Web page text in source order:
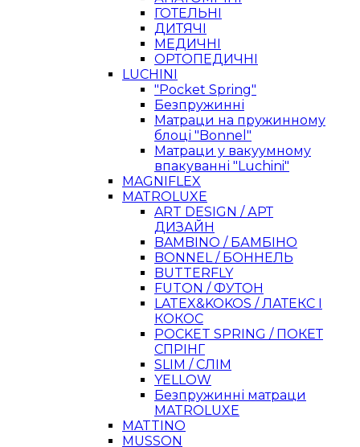
ГОТЕЛЬНІ
ДИТЯЧІ
МЕДИЧНІ
ОРТОПЕДИЧНІ
LUCHINI
"Pocket Spring"
Безпружинні
Матраци на пружинному
блоці "Bonnel"
Матраци у вакуумному
впакуванні "Luchini"
MAGNIFLEX
MATROLUXE
ART DESIGN / АРТ
ДИЗАЙН
BAMBINO / БАМБІНО
BONNEL / БОННЕЛЬ
BUTTERFLY
FUTON / ФУТОН
LATEX&KOKOS / ЛАТЕКС І
КОКОС
POCKET SPRING / ПОКЕТ
СПРІНГ
SLIM / СЛІМ
YELLOW
Безпружинні матраци
MATROLUXE
MATTINO
MUSSON